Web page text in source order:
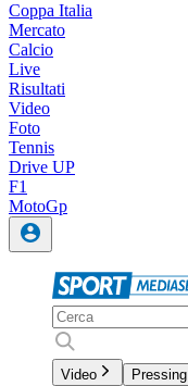
Coppa Italia
Mercato
Calcio
Live
Risultati
Video
Foto
Tennis
Drive UP
F1
MotoGp
Video Pressing